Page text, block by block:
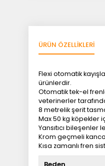
ÜRÜN ÖZELLIKLERI
Flexi otomatik
ürünlerdir.
Otomatik tek-el
veterinerler
8 metrelik şerit
Max 50 kg köpekler
Yansıtıcı bileşenler
Krom geçmeli kanca
Kısa zamanlı fren
Beden